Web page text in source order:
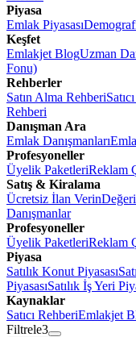
Piyasa
Emlak Piyasası
Keşfet
Emlakjet BlogUzman
Fonu)
Rehberler
Satın Alma Rehberi
Rehberi
Danışman Ara
Emlak Danışmanları
Profesyoneller
Üyelik PaketleriReklam
Satış & Kiralama
Ücretsiz İlan Verin
Danışmanlar
Profesyoneller
Üyelik PaketleriReklam
Piyasa
Satılık Konut Piyasası
PiyasasıSatılık İş Yeri
Kaynaklar
Satıcı RehberiEmlakjet
Filtrele3